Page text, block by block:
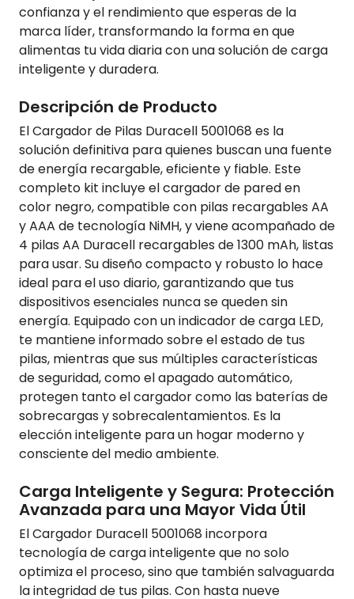
confianza y el rendimiento que esperas de la
marca líder, transformando la forma en que
alimentas tu vida diaria con una solución de carga
inteligente y duradera.
Descripción de Producto
El Cargador de Pilas Duracell 5001068 es la
solución definitiva para quienes buscan una fuente
de energía recargable, eficiente y fiable. Este
completo kit incluye el cargador de pared en
color negro, compatible con pilas recargables AA
y AAA de tecnología NiMH, y viene acompañado de
4 pilas AA Duracell recargables de 1300 mAh, listas
para usar. Su diseño compacto y robusto lo hace
ideal para el uso diario, garantizando que tus
dispositivos esenciales nunca se queden sin
energía. Equipado con un indicador de carga LED,
te mantiene informado sobre el estado de tus
pilas, mientras que sus múltiples características
de seguridad, como el apagado automático,
protegen tanto el cargador como las baterías de
sobrecargas y sobrecalentamientos. Es la
elección inteligente para un hogar moderno y
consciente del medio ambiente.
Carga Inteligente y Segura: Protección
Avanzada para una Mayor Vida Útil
El Cargador Duracell 5001068 incorpora
tecnología de carga inteligente que no solo
optimiza el proceso, sino que también salvaguarda
la integridad de tus pilas. Con hasta nueve